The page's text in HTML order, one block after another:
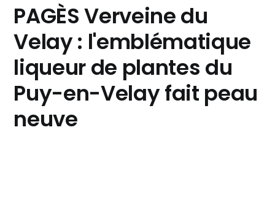
PAGÈS Verveine du
Velay : l'emblématique
liqueur de plantes du
Puy-en-Velay fait peau
neuve